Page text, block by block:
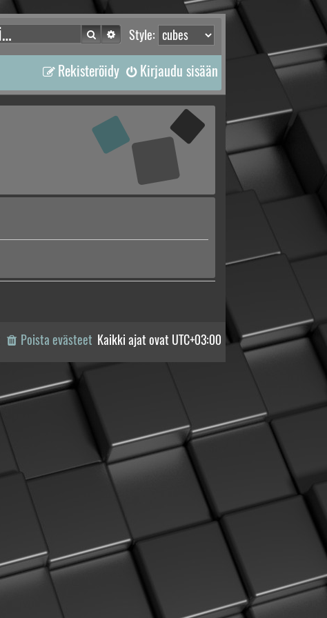
Style:
Etsi Tarkennettu haku
Kirjaudu sisään
Rekisteröidy
Kaikki ajat ovat UTC+03:00
Poista evästeet